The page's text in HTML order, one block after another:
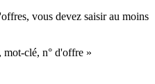
vous devez saisir au moins
mot-clé, n° d'offre »